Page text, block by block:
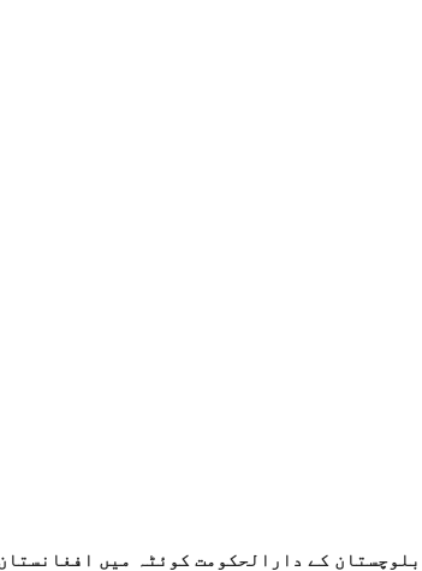
بلوچستان کے دارالحکومت کوئٹہ میں